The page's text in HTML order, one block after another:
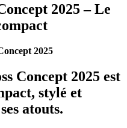
2025 – Le
2025
Concept 2025 est
stylé et
atouts.